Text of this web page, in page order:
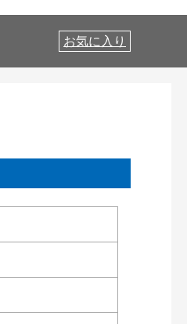
お気に入り